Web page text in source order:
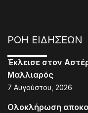
ΡΟΗ ΕΙΔΗΣΕΩΝ
Έκλεισε στον
Μαλλιαρός
7 Αυγούστου, 2026
Ολοκλήρωση